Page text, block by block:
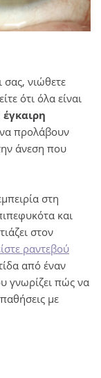
σας, νιώθετε
ότι όλα είναι
έγκαιρη
προλάβουν
άνεση που
στη
και
στον
ραντεβού
από έναν
γνωρίζει πώς να
με